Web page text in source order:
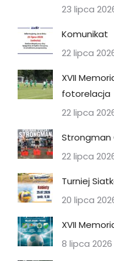
23 lipca
Komunikat
22 lipca
XVII
fotorelacja
22 lipca
22 lipca
Turniej
20 lipca
XVII
8 lipca 2026